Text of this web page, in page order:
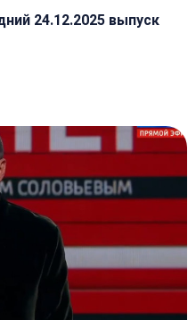
24.12.2025 выпуск